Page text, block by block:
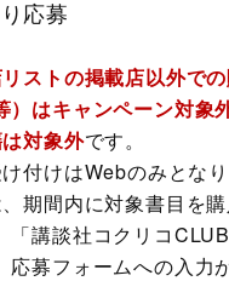
応募
ストの掲載店以外で
）はキャンペーン対象
対象外です。
付けはWebのみとなり
期間内に対象書目を
「講談社コクリコ
応募フォームへの入力